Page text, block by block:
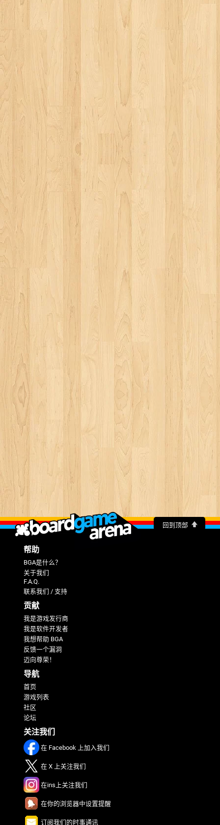
回到顶部
帮助
BGA是什么？
关于我们
F.A.Q.
联系我们 / 支持
贡献
我是游戏发行商
我是软件开发者
我想帮助 BGA
反馈一个漏洞
迈向尊荣！
导航
首页
游戏列表
社区
论坛
关注我们
在 Facebook 上加入我们
在 X 上关注我们
在ins上关注我们
在你的浏览器中设置提醒
订阅我们的时事通讯